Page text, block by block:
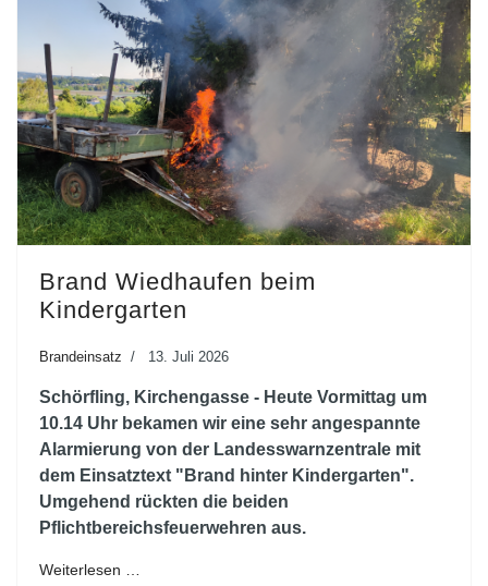
Brand Wiedhaufen beim
Kindergarten
Brandeinsatz 13. Juli 2026
Schörfling, Kirchengasse - Heute Vormittag um
10.14 Uhr bekamen wir eine sehr angespannte
Alarmierung von der Landesswarnzentrale mit
dem Einsatztext "Brand hinter Kindergarten".
Umgehend rückten die beiden
Pflichtbereichsfeuerwehren aus.
Weiterlesen …